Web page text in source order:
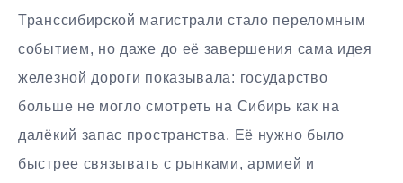
Транссибирской магистрали стало переломным
событием, но даже до её завершения сама идея
железной дороги показывала: государство
больше не могло смотреть на Сибирь как на
далёкий запас пространства. Её нужно было
быстрее связывать с рынками, армией и